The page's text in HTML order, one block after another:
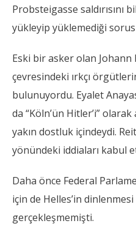
Probsteigasse saldırısını
yükleyip yüklemediği
Eski bir asker olan
çevresindeki ırkçı
bulunuyordu. Eyalet
da “Köln’ün Hitler’i”
yakın dostluk içindeydi.
yönündeki iddiaları kabul
Daha önce Federal
için de Helles’in
gerçekleşmemişti.